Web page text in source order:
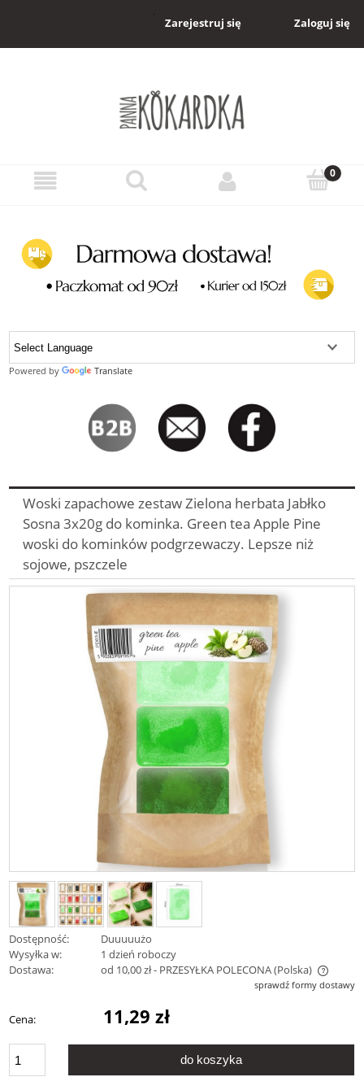
Zarejestruj się Zaloguj się
Powered by Translate
Woski zapachowe zestaw Zielona herbata Jabłko
Sosna 3x20g do kominka. Green tea Apple Pine
woski do kominków podgrzewaczy. Lepsze niż
sojowe, pszczele
Dostępność:
Duuuuużo
Wysyłka w:
1 dzień roboczy
Dostawa:
od 10,00 zł- PRZESYŁKA POLECONA(Polska)
Cena nie zawiera ewentualnych kosztów płatnościsprawdź formy dostawy
Cena: 11,29 zł
do koszyka